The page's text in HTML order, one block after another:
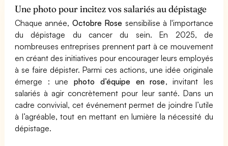
Une photo pour incitez vos salariés au dépistage
Chaque année, Octobre Rose sensibilise à l'importance
du dépistage du cancer du sein. En 2025, de
nombreuses entreprises prennent part à ce mouvement
en créant des initiatives pour encourager leurs employés
à se faire dépister. Parmi ces actions, une idée originale
émerge : unephoto d’équipe en rose, invitant les
salariés à agir concrètement pour leur santé. Dans un
cadre convivial, cet événement permet de joindre l’utile
à l’agréable, tout en mettant en lumière la nécessité du
dépistage.